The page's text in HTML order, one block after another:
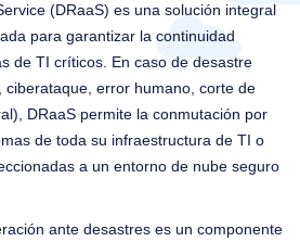
(DRaaS) es una solución integral
para garantizar la continuidad
de TI críticos. En caso de desastre
ciberataque, error humano, corte de
DRaaS permite la conmutación por
de toda su infraestructura de TI o
a un entorno de nube seguro
ante desastres es un componente